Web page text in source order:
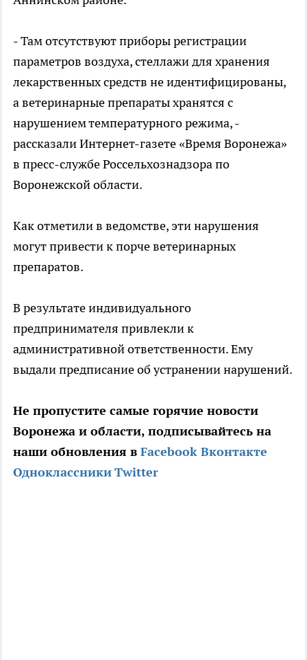
- Там отсутствуют приборы регистрации
параметров воздуха, стеллажи для хранения
лекарственных средств не идентифицированы,
а ветеринарные препараты хранятся с
нарушением температурного режима, -
рассказали Интернет-газете «Время Воронежа»
в пресс-службе Россельхознадзора по
Воронежской области.
Как отметили в ведомстве, эти нарушения
могут привести к порче ветеринарных
препаратов.
В результате индивидуального
предпринимателя привлекли к
административной ответственности. Ему
выдали предписание об устранении нарушений.
Не пропустите самые горячие новости
Воронежа и области, подписывайтесь на
наши обновления в Facebook Вконтакте
ОдноклассникиTwitter